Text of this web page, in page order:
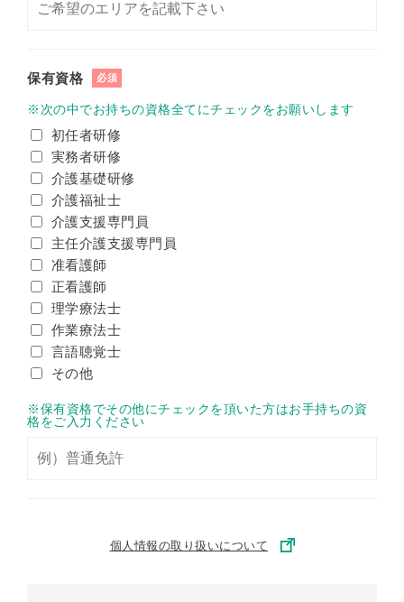
保有資格 必須
※次の中でお持ちの資格全てにチェックをお願いします
初任者研修
実務者研修
介護基礎研修
介護福祉士
介護支援専門員
主任介護支援専門員
准看護師
正看護師
理学療法士
作業療法士
言語聴覚士
その他
※保有資格でその他にチェックを頂いた方はお手持ちの資
格をご入力ください
個人情報の取り扱いについて